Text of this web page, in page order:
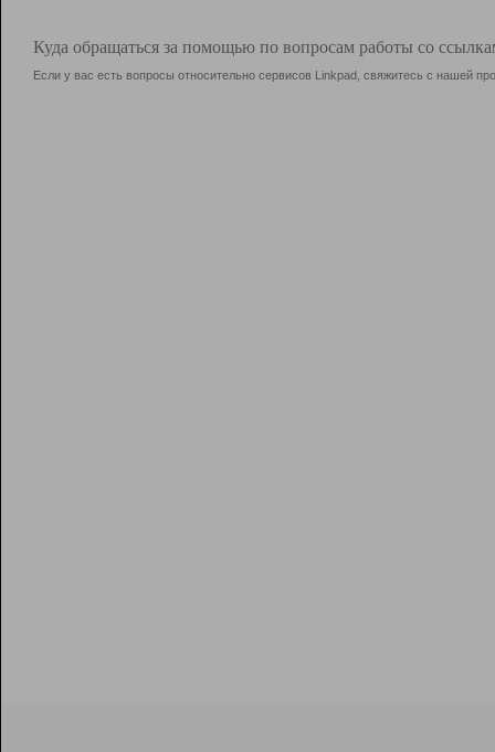
Куда обращаться за помощью по вопросам работы со
Если у вас есть вопросы относительно сервисов Linkpad, свяжитесь с нашей